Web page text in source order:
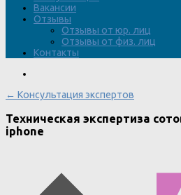
Вакансии
Отзывы
Отзывы от юр. лиц
Отзывы от физ. лиц
Контакты
← Консультация экспертов
Техническая экспертиза
iphone